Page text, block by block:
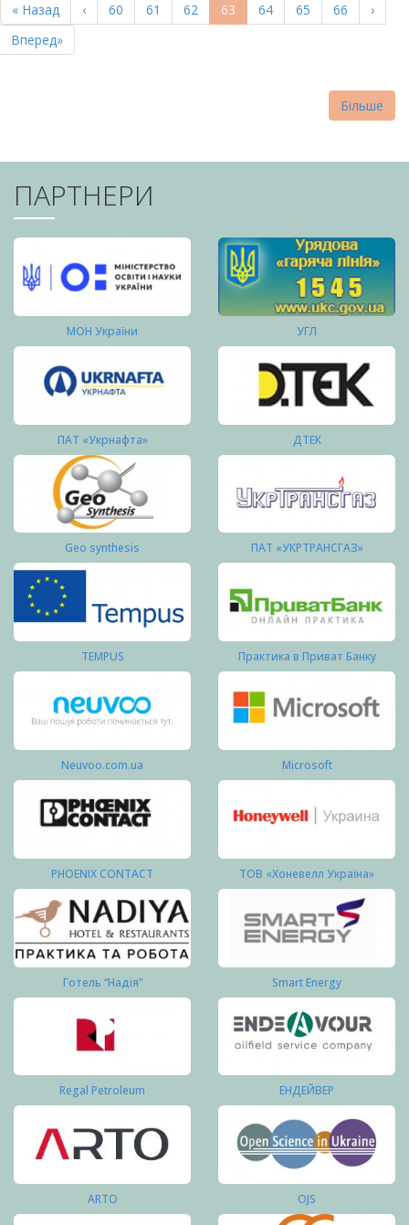
СТОРІНКИ
Перша
сторінка
« Назад
Попередня
сторінка
‹ Page
60 Page
61 Page
62
Поточна
сторінка
63 Page
64 Page
65 Page
66
›
Остання
сторінка
Вперед»
Більше
ПАРТНЕРИ
МОН України УГЛ
ПАТ «Укрнафта» ДТЕК
Geo synthesis ПАТ «УКРТРАНСГАЗ»
TEMPUS Практика в Приват Банку
Neuvoo.com.ua Microsoft
PHOENIX CONTACT ТОВ «Хоневелл Україна»
Готель “Надія” Smart Energy
Regal Petroleum ЕНДЕЙВЕР
ARTO OJS